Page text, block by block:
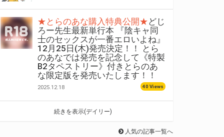
★とらのあな購入特典公開★どじ
ろー先生最新単行本 『陰キャ同
士のセックスが一番エロいよね』
12月25日(木)発売決定！！ とら
のあなでは発売を記念して《特製
B2タペストリー》付きとらのあ
な限定版を発売いたします！！
2025.12.18 40 Views
続きを表示(デイリー)
人気の記事一覧へ